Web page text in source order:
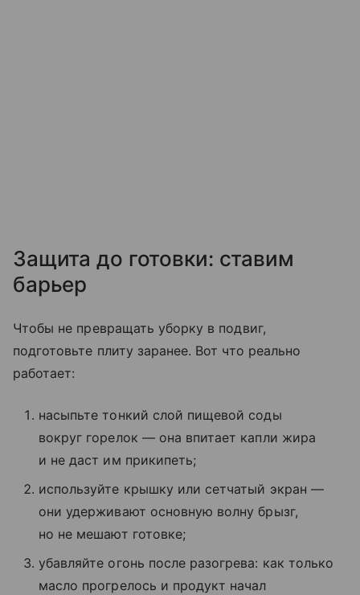
Защита до готовки: ставим
барьер
Чтобы не превращать уборку в подвиг,
подготовьте плиту заранее. Вот что реально
работает:
насыпьте тонкий слой пищевой соды
вокруг горелок — она впитает капли жира
и не даст им прикипеть;
используйте крышку или сетчатый экран —
они удерживают основную волну брызг,
но не мешают готовке;
убавляйте огонь после разогрева: как только
масло прогрелось и продукт начал